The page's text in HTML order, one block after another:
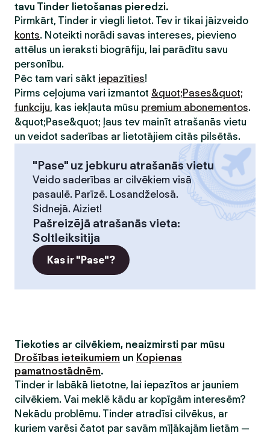
tavu Tinder lietošanas pieredzi.
Pirmkārt, Tinder ir viegli lietot. Tev ir tikai jāizveido
konts. Noteikti norādi savas intereses, pievieno
attēlus un ieraksti biogrāfiju, lai parādītu savu
personību.
Pēc tam vari sākt iepazīties!
Pirms ceļojuma vari izmantot &quot;Pases&quot;
funkciju, kas iekļauta mūsu premium abonementos.
&quot;Pase&quot; ļaus tev mainīt atrašanās vietu
un veidot saderības ar lietotājiem citās pilsētās.
"Pase" uz jebkuru atrašanās vietu
Veido saderības ar cilvēkiem visā
pasaulē. Parīzē. Losandželosā.
Sidnejā. Aiziet!
Pašreizējā atrašanās vieta:
Soltleiksitija
Kas ir "Pase"?
Tiekoties ar cilvēkiem, neaizmirsti par mūsu
Drošības ieteikumiem un Kopienas
pamatnostādnēm.
Tinder ir labākā lietotne, lai iepazītos ar jauniem
cilvēkiem. Vai meklē kādu ar kopīgām interesēm?
Nekādu problēmu. Tinder atradīsi cilvēkus, ar
kuriem varēsi čatot par savām mīļākajām lietām —